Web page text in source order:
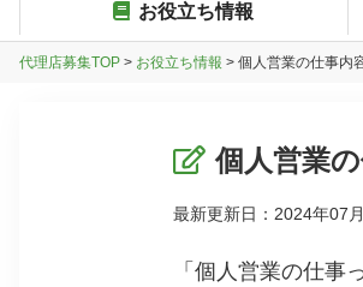
お役立ち情報
代理店募集TOP > お役立ち情報 > 個人営業の仕事内
個人営業
最新更新日：2024年07
「個人営業の仕